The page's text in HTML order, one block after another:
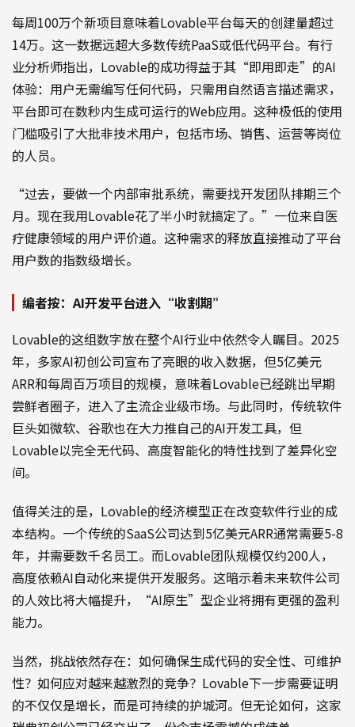
每周100万个新项目意味着Lovable平台每天的创建量超过
14万。这一数据远超大多数传统PaaS或低代码平台。有行
业分析师指出，Lovable的成功得益于其“即用即走”的AI
体验：用户无需编写任何代码，只需用自然语言描述需求，
平台即可在数秒内生成可运行的Web应用。这种极低的使用
门槛吸引了大批非技术用户，包括市场、销售、运营等岗位
的人员。
“过去，要做一个内部审批系统，需要找开发团队排期三个
月。现在我用Lovable花了半小时就搞定了。”一位来自医
疗健康领域的用户评价道。这种需求的释放直接推动了平台
用户数的指数级增长。
编者按：AI开发平台进入“收割期”
Lovable的这组数字放在整个AI行业中依然令人瞩目。2025
年，多家AI初创公司宣布了亮眼的收入数据，但5亿美元
ARR和每周百万项目的规模，意味着Lovable已经跳出早期
尝鲜者圈子，进入了主流企业级市场。与此同时，传统软件
巨头如微软、谷歌也在大力推自己的AI开发工具，但
Lovable以完全无代码、高度智能化的特性找到了差异化空
间。
值得关注的是，Lovable的经济模型正在改变软件行业的成
本结构。一个传统的SaaS公司达到5亿美元ARR通常需要5-8
年，并需要数千名员工。而Lovable团队规模仅约200人，
高度依赖AI自动化来提供开发服务。这暗示着未来软件公司
的人效比将大幅提升，“AI原生”型企业将拥有更强的盈利
能力。
当然，挑战依然存在：如何确保生成代码的安全性、可维护
性？如何应对越来越激烈的竞争？Lovable下一步需要证明
的不仅仅是增长，而是可持续的护城河。但无论如何，这家